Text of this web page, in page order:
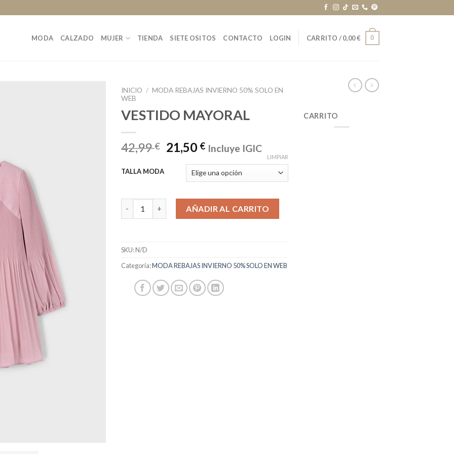
MODA CALZADO MUJER TIENDA SIETE OSITOS CONTACTO LOGIN CARRITO /0,00€ 0
INICIO / MODA REBAJAS INVIERNO 50% SOLO EN
WEB
VESTIDO MAYORAL
42,99€ 21,50 € Incluye IGIC
TALLA MODA
LIMPIAR
VESTIDO MAYORAL cantidadAÑADIR AL CARRITO
SKU:N/D
Categoría:MODA REBAJAS INVIERNO 50% SOLO EN WEB
CARRITO